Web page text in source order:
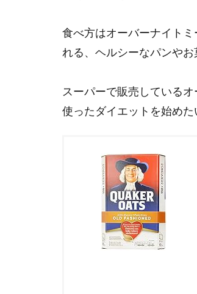
食べ方はオーバーナイト
れる、ヘルシーなパンや
スーパーで販売している
使ったダイエットを始めた